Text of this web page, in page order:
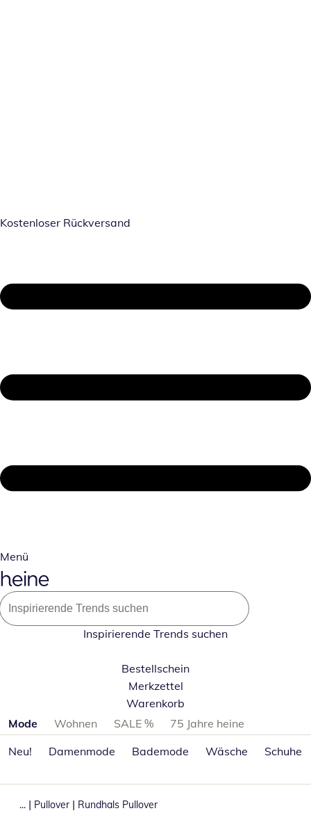
Kostenloser Rückversand
Menü
Inspirierende Trends suchen
Bestellschein
Merkzettel
Warenkorb
Produktkategorien überspringen
Mode Wohnen SALE %
75 Jahre heine
Neu!
Damenmode Bademode Wäsche Schuhe
... | Pullover | Rundhals Pullover